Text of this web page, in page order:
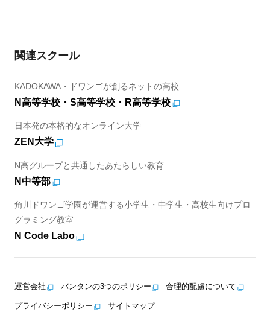
関連スクール
KADOKAWA・ドワンゴが創るネットの高校
N高等学校・S高等学校・R高等学校
日本発の本格的なオンライン大学
ZEN大学
N高グループと共通したあたらしい教育
N中等部
角川ドワンゴ学園が運営する小学生・中学生・高校生向けプロ
グラミング教室
N Code Labo
運営会社 バンタンの3つのポリシー 合理的配慮について
プライバシーポリシー サイトマップ